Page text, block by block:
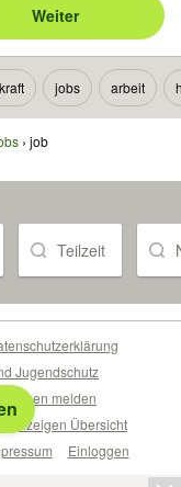
Weiter
jobs arbeit
job
Teilzeit
Jugendschutz
melden
Anzeigen Übersicht
Einloggen